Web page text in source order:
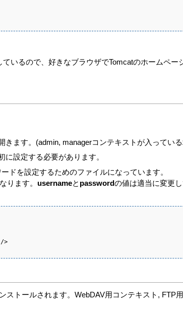
いるので、好きなブラウザでTomcatのホームペー
ます。(admin, managerコンテキストが入ってい
設定する必要があります。
ドを設定するためのファイルになっています。
ります。 usernameと passwordの値は適当に変更
>
トールされます。WebDAV用コンテキスト, FTP